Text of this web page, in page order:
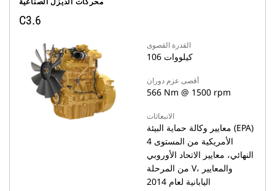
C3.6
القدرة القصوى
106 كيلووات
أقصى عزم دوران
566 Nm @ 1500 rpm
الانبعاثات
معايير وكالة حماية البيئة (EPA)
الأمريكية من المستوى 4
النهائي، معايير الاتحاد الأوروبي
من المرحلة V، والمعايير
اليابانية لعام 2014